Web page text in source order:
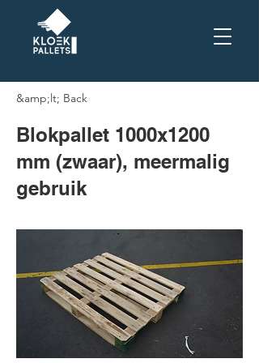
&amp;lt; Back
Blokpallet 1000x1200
mm (zwaar), meermalig
gebruik